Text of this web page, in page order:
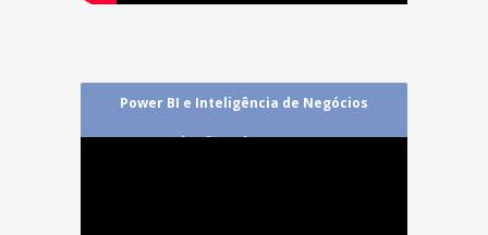
Power BI e Inteligência de Negócios
na VALE de São Luís/MA: